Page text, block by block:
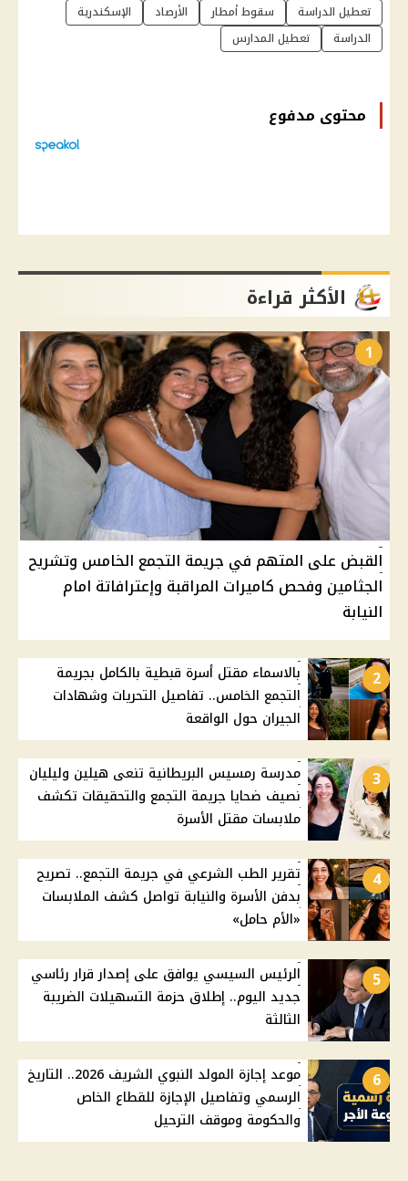
تعطيل الدراسة سقوط أمطار الأرصاد
الإسكندرية
الدراسة
تعطيل المدارس
محتوى مدفوع
الأكثر قراءة
1
القبض على المتهم في جريمة التجمع الخامس وتشريح
الجثامين وفحص كاميرات المراقبة وإعترافاتة امام
النيابة
2
بالاسماء مقتل أسرة قبطية بالكامل بجريمة
التجمع الخامس.. تفاصيل التحريات وشهادات
الجيران حول الواقعة
3
مدرسة رمسيس البريطانية تنعى هيلين وليليان
نصيف ضحايا جريمة التجمع والتحقيقات تكشف
ملابسات مقتل الأسرة
4
تقرير الطب الشرعي في جريمة التجمع.. تصريح
بدفن الأسرة والنيابة تواصل كشف الملابسات
«الأم حامل»
5
الرئيس السيسي يوافق على إصدار قرار رئاسي
جديد اليوم.. إطلاق حزمة التسهيلات الضريبة
الثالثة
6
موعد إجازة المولد النبوي الشريف 2026.. التاريخ
الرسمي وتفاصيل الإجازة للقطاع الخاص
والحكومة وموقف الترحيل